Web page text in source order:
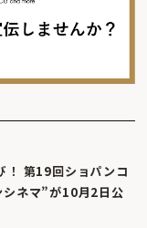
！ 第19回ショパンコ
シネマ”が10月2日公